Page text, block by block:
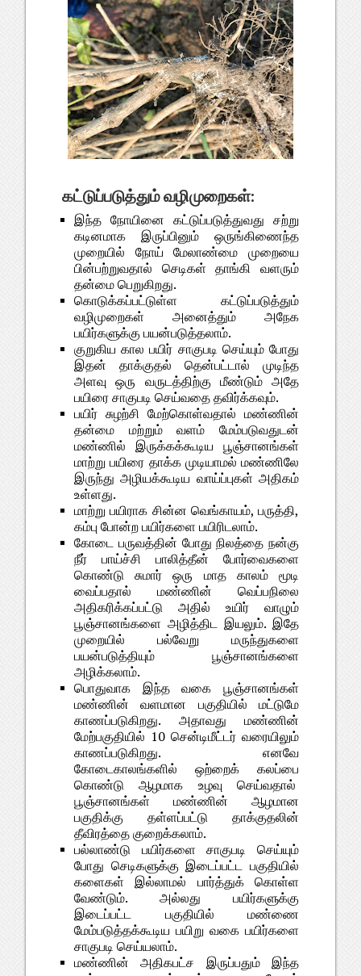
கட்டுப்படுத்தும் வழிமுறைகள்:
இந்த நோயினை கட்டுப்படுத்துவது சற்று
கடினமாக இருப்பினும் ஒருங்கிணைந்த
முறையில் நோய் மேலாண்மை முறையை
பின்பற்றுவதால் செடிகள் தாங்கி வளரும்
தன்மை பெறுகிறது.
கொடுக்கப்பட்டுள்ள கட்டுப்படுத்தும்
வழிமுறைகள் அனைத்தும் அநேக
பயிர்களுக்கு பயன்படுத்தலாம்.
குறுகிய கால பயிர் சாகுபடி செய்யும் போது
இதன் தாக்குதல் தென்பட்டால் முடிந்த
அளவு ஒரு வருடத்திற்கு மீண்டும் அதே
பயிரை சாகுபடி செய்வதை தவிர்க்கவும்.
பயிர் சுழற்சி மேற்கொள்வதால் மண்ணின்
தன்மை மற்றும் வளம் மேம்படுவதுடன்
மண்ணில் இருக்கக்கூடிய பூஞ்சானங்கள்
மாற்று பயிரை தாக்க முடியாமல் மண்ணிலே
இருந்து அழியக்கூடிய வாய்ப்புகள் அதிகம்
உள்ளது.
மாற்று பயிராக சின்ன வெங்காயம், பருத்தி,
கம்பு போன்ற பயிர்களை பயிரிடலாம்.
கோடை பருவத்தின் போது நிலத்தை நன்கு
நீர் பாய்ச்சி பாலித்தீன் போர்வைகளை
கொண்டு சுமார் ஒரு மாத காலம் மூடி
வைப்பதால் மண்ணின் வெப்பநிலை
அதிகரிக்கப்பட்டு அதில் உயிர் வாழும்
பூஞ்சானங்களை அழித்திட இயலும். இதே
முறையில் பல்வேறு மருந்துகளை
பயன்படுத்தியும் பூஞ்சானங்களை
அழிக்கலாம்.
பொதுவாக இந்த வகை பூஞ்சானங்கள்
மண்ணின் வளமான பகுதியில் மட்டுமே
காணப்படுகிறது. அதாவது மண்ணின்
மேற்பகுதியில் 10 சென்டிமீட்டர் வரையிலும்
காணப்படுகிறது. எனவே
கோடைகாலங்களில் ஒற்றைக் கலப்பை
கொண்டு ஆழமாக உழவு செய்வதால்
பூஞ்சானங்கள் மண்ணின் ஆழமான
பகுதிக்கு தள்ளப்பட்டு தாக்குதலின்
தீவிரத்தை குறைக்கலாம்.
பல்லாண்டு பயிர்களை சாகுபடி செய்யும்
போது செடிகளுக்கு இடைப்பட்ட பகுதியில்
களைகள் இல்லாமல் பார்த்துக் கொள்ள
வேண்டும். அல்லது பயிர்களுக்கு
இடைப்பட்ட பகுதியில் மண்ணை
மேம்படுத்தக்கூடிய பயிறு வகை பயிர்களை
சாகுபடி செய்யலாம்.
மண்ணின் அதிகபட்ச இருப்பதும் இந்த